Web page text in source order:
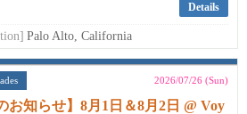
Details
Palo Alto, California
2026/07/26 (Sun)
お知らせ】8月1日＆8月2日 @ Voy